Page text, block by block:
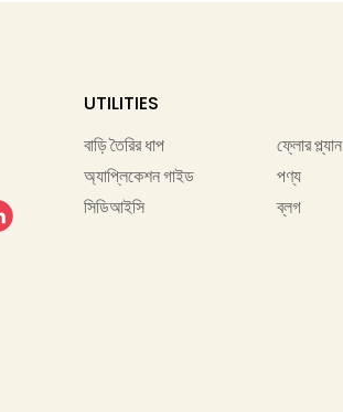
UTILITIES
বাড়ি তৈরির ধাপ ফ্লোর প্ল্যান
অ্যাপ্লিকেশন গাইড
পণ্য
সিডিআইসি
ব্লগ